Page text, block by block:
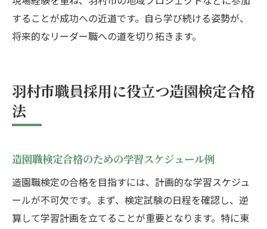
することが成功への近道です。自ら学び続ける姿勢が、
将来的なリーダー職への道を切り拓きます。
羽村市職員採用に役立つ造園検定合格
法
造園職検定合格のための学習スケジュール例
造園職検定の合格を目指すには、計画的な学習スケジュ
ールが不可欠です。まず、検定試験の日程を確認し、逆
算して学習計画を立てることが重要となります。特に東